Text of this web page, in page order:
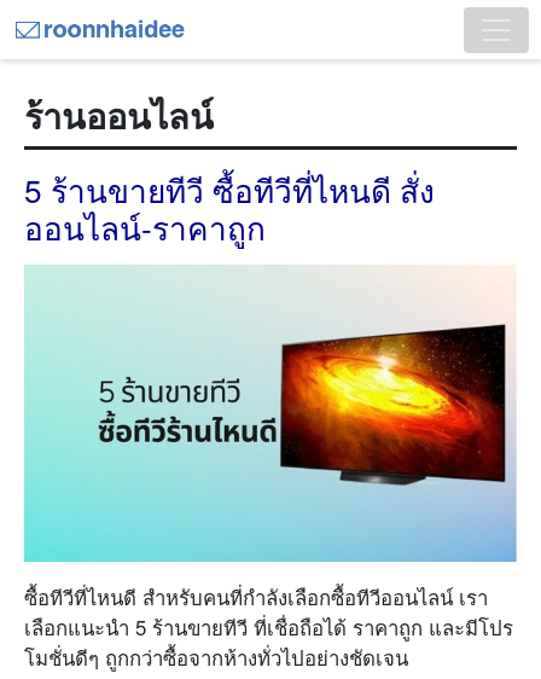
ร้านออนไลน์
5 ร้านขายทีวี ซื้อทีวีที่ไหนดี สั่ง
ออนไลน์-ราคาถูก
ซื้อทีวีที่ไหนดี สำหรับคนที่กำลังเลือกซื้อทีวีออนไลน์ เรา
เลือกแนะนำ 5 ร้านขายทีวี ที่เชื่อถือได้ ราคาถูก และมีโปร
โมชั่นดีๆ ถูกกว่าซื้อจากห้างทั่วไปอย่างชัดเจน